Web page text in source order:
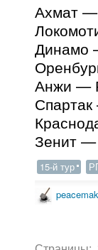
Ахмат
Динамо
Анжи —
Зенит —
15-й тур